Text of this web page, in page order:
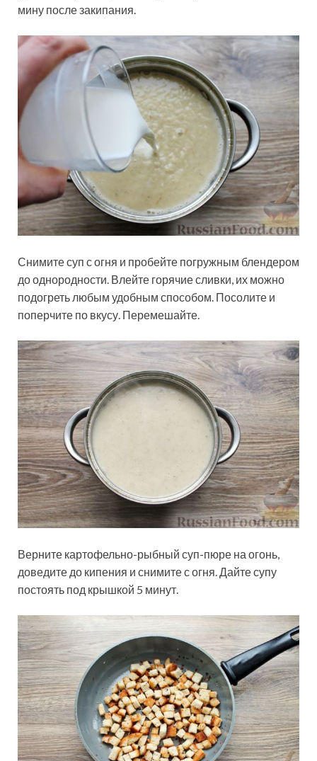
мину после закипания.
Снимите суп с огня и пробейте погружным блендером
до однородности. Влейте горячие сливки, их можно
подогреть любым удобным способом. Посолите и
поперчите по вкусу. Перемешайте.
Верните картофельно-рыбный суп-пюре на огонь,
доведите до кипения и снимите с огня. Дайте супу
постоять под крышкой 5 минут.